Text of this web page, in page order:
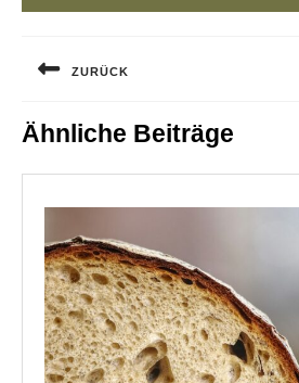
ZURÜCK
post:
Ähnliche Beiträge